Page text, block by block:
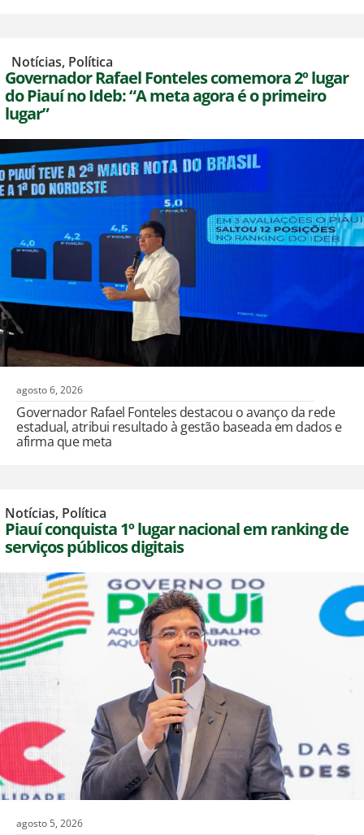
Notícias, Política
Governador Rafael Fonteles comemora 2º lugar
do Piauí no Ideb: “A meta agora é o primeiro
lugar”
agosto 6, 2026
Governador Rafael Fonteles destacou o avanço da rede
estadual, atribui resultado à gestão baseada em dados e
afirma que meta
Notícias, Política
Piauí conquista 1º lugar nacional em ranking de
serviços públicos digitais
agosto 5, 2026